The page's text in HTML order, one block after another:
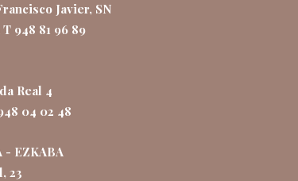
Javier, SN
948 81 96 89
Real 4
04 02 48
- EZKABA
23